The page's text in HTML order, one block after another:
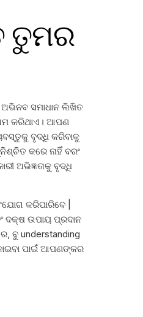
ତୁମର
ସମାଧାନ ଲିଖିତ
କରିଥାଏ। ଆପଣ
ବୃଦ୍ଧି କରିବାକୁ
କରେ ନାହିଁ ବରଂ
ଅଭିଜ୍ଞତାକୁ ବୃଦ୍ଧି
କରିପାରିବେ |
ଦକ୍ଷ ଉପାୟ ପ୍ରଦାନ
ବୁ understanding
ପାଇଁ ଆପଣଙ୍କର